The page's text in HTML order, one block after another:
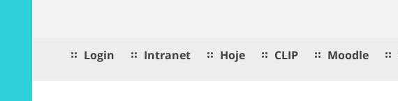
Login Intranet Hoje CLIP Moodle